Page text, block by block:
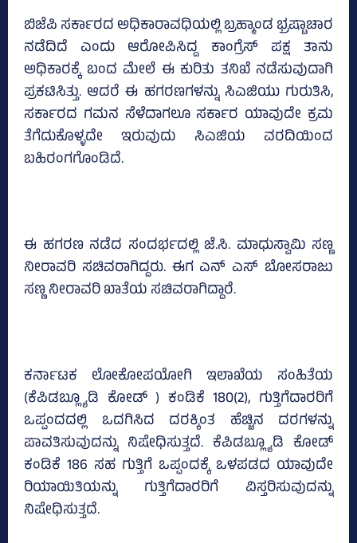
ಬಿಜೆಪಿ ಸರ್ಕಾರದ ಅಧಿಕಾರಾವಧಿಯಲ್ಲಿ ಬ್ರಹ್ಮಾಂಡ ಭ್ರಷ್ಟಾಚಾರ
ನಡೆದಿದೆ ಎಂದು ಆರೋಪಿಸಿದ್ದ ಕಾಂಗ್ರೆಸ್‌ ಪಕ್ಷ ತಾನು
ಅಧಿಕಾರಕ್ಕೆ ಬಂದ ಮೇಲೆ ಈ ಕುರಿತು ತನಿಖೆ ನಡೆಸುವುದಾಗಿ
ಪ್ರಕಟಿಸಿತ್ತು. ಆದರೆ ಈ ಹಗರಣಗಳನ್ನು ಸಿಎಜಿಯು ಗುರುತಿಸಿ,
ಸರ್ಕಾರದ ಗಮನ ಸೆಳೆದಾಗಲೂ ಸರ್ಕಾರ ಯಾವುದೇ ಕ್ರಮ
ತೆಗೆದುಕೊಳ್ಳದೇ ಇರುವುದು ಸಿಎಜಿಯ ವರದಿಯಿಂದ
ಬಹಿರಂಗಗೊಂಡಿದೆ.
ಈ ಹಗರಣ ನಡೆದ ಸಂದರ್ಭದಲ್ಲಿ ಜೆ.ಸಿ. ಮಾಧುಸ್ವಾಮಿ ಸಣ್ಣ
ನೀರಾವರಿ ಸಚಿವರಾಗಿದ್ದರು. ಈಗ ಎನ್‌ ಎಸ್ ಬೋಸರಾಜು
ಸಣ್ಣ ನೀರಾವರಿ ಖಾತೆಯ ಸಚಿವರಾಗಿದ್ದಾರೆ.
ಕರ್ನಾಟಕ ಲೋಕೋಪಯೋಗಿ ಇಲಾಖೆಯ ಸಂಹಿತೆಯ
(ಕೆಪಿಡಬ್ಲ್ಯೂಡಿ ಕೋಡ್‌ ) ಕಂಡಿಕೆ 180(2), ಗುತ್ತಿಗೆದಾರರಿಗೆ
ಒಪ್ಪಂದದಲ್ಲಿ ಒದಗಿಸಿದ ದರಕ್ಕಿಂತ ಹೆಚ್ಚಿನ ದರಗಳನ್ನು
ಪಾವತಿಸುವುದನ್ನು ನಿಷೇಧಿಸುತ್ತದೆ. ಕೆಪಿಡಬ್ಲ್ಯೂಡಿ ಕೋಡ್‌
ಕಂಡಿಕೆ 186 ಸಹ ಗುತ್ತಿಗೆ ಒಪ್ಪಂದಕ್ಕೆ ಒಳಪಡದ ಯಾವುದೇ
ರಿಯಾಯಿತಿಯನ್ನು ಗುತ್ತಿಗೆದಾರರಿಗೆ ವಿಸ್ತರಿಸುವುದನ್ನು
ನಿಷೇಧಿಸುತ್ತದೆ.